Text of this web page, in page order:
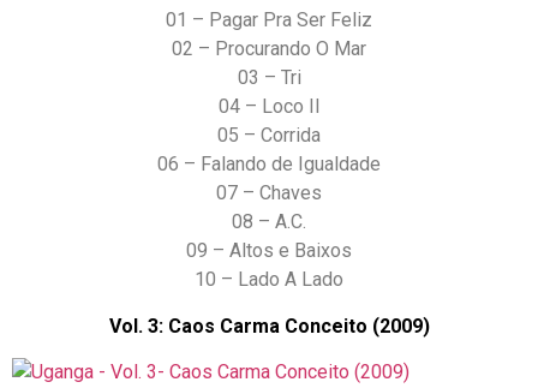
01 – Pagar Pra Ser Feliz
02 – Procurando O Mar
03 – Tri
04 – Loco II
05 – Corrida
06 – Falando de Igualdade
07 – Chaves
08 – A.C.
09 – Altos e Baixos
10 – Lado A Lado
Vol. 3: Caos Carma Conceito (2009)